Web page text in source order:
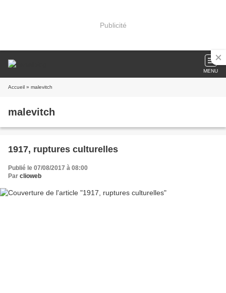
Publicité
MENU
Accueil » malevitch
malevitch
1917, ruptures culturelles
Publié le 07/08/2017 à 08:00
Par clioweb